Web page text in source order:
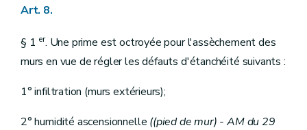
Art. 8.
§ 1 er. Une prime est octroyée pour l'assèchement des
murs en vue de régler les défauts d'étanchéité suivants :
1° infiltration (murs extérieurs);
2° humidité ascensionnelle ((pied de mur) - AM du 29